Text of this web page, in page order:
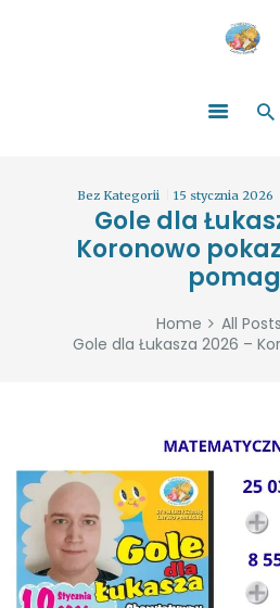
Bez Kategorii 15 stycznia 2026
Gole dla
Koronowo
Home All Posts
Gole dla Łukasza 2026 –
ZOSTAŃ
WYDARZENIA
PARTNERZY